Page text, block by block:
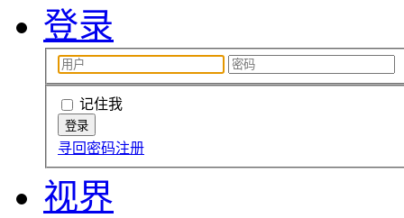
登录
记住我
寻回密码注册
视界